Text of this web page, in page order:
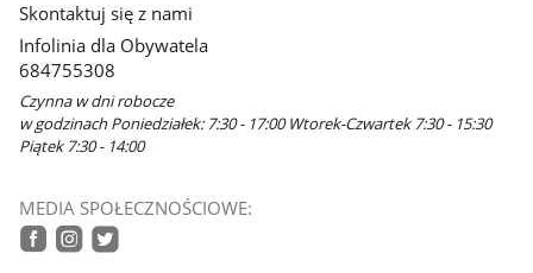
Skontaktuj się z nami
Infolinia dla Obywatela
684755308
Czynna w dni robocze
w godzinach Poniedziałek: 7:30 - 17:00 Wtorek-Czwartek 7:30 - 15:30
Piątek 7:30 - 14:00
MEDIA SPOŁECZNOŚCIOWE: